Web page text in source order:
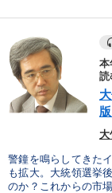
本
読
大
警鐘を鳴らしてきた
も拡大。大統領選挙
のか？これからの市